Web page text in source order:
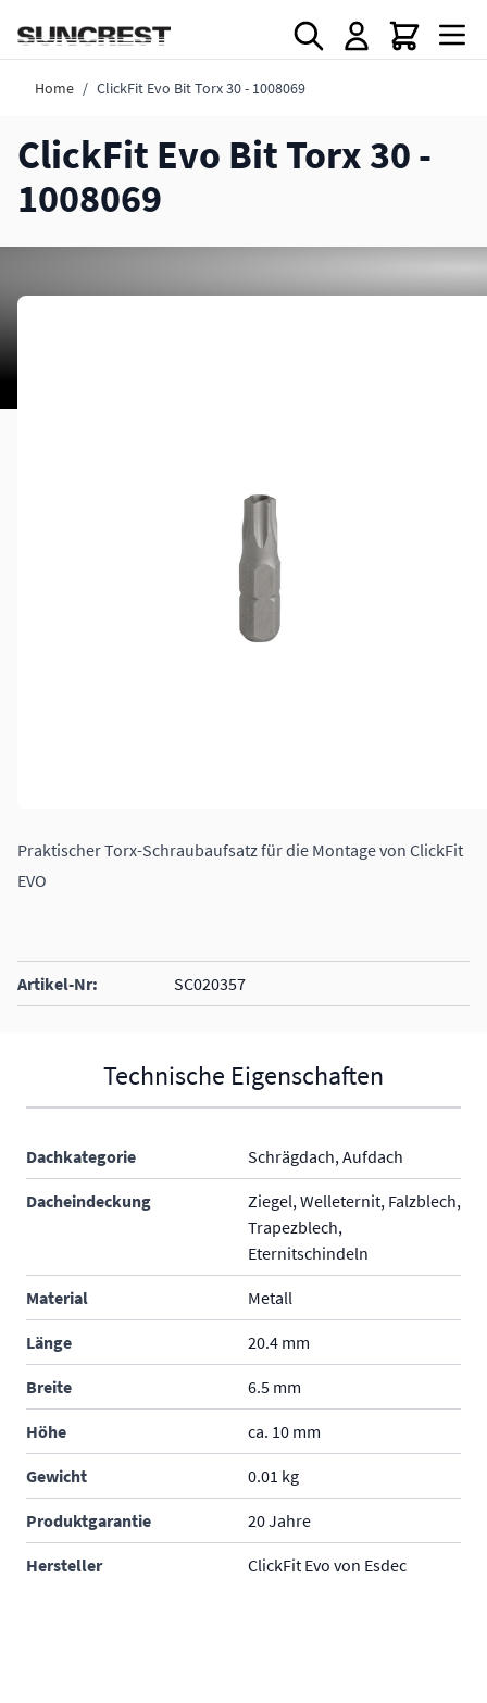
Home / ClickFit Evo Bit Torx 30 - 1008069
ClickFit Evo Bit Torx 30 -
1008069
Praktischer Torx-Schraubaufsatz für die Montage von ClickFit
EVO
Artikel-Nr: SC020357
Technische Eigenschaften
Dachkategorie Schrägdach, Aufdach
Dacheindeckung
Ziegel, Welleternit, Falzblech,
Trapezblech,
Eternitschindeln
Material Metall
Länge 20.4 mm
Breite 6.5 mm
Höhe ca. 10 mm
Gewicht 0.01 kg
Produktgarantie 20 Jahre
Hersteller ClickFit Evo von Esdec